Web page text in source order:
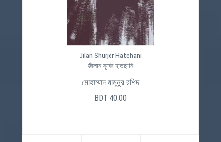
Jilan Shurjer Hatchani
জীলান সূর্যের হাতছানি
মোহাম্মাদ মামুনুর রশিদ
BDT 40.00